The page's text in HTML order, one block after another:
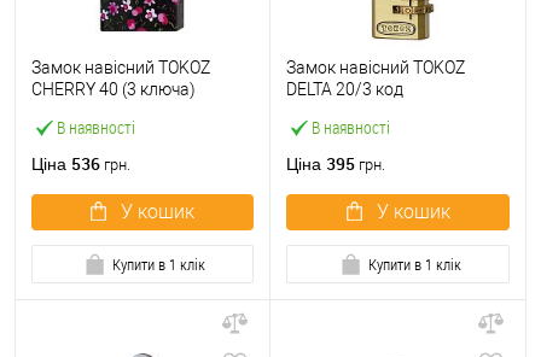
В наявності
Замок навісний TOKOZ
CHERRY 40 (3 ключа)
Ціна 536 грн.
У кошик
Купити в 1 клік
В наявності
Замок навісний TOKOZ
DELTA 20/3 код
Ціна 395 грн.
У кошик
Купити в 1 клік